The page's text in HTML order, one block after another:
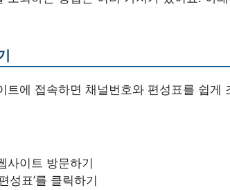
트에 접속하면 채널번호와 편성표를 쉽게
사이트 방문하기
성표’를 클릭하기